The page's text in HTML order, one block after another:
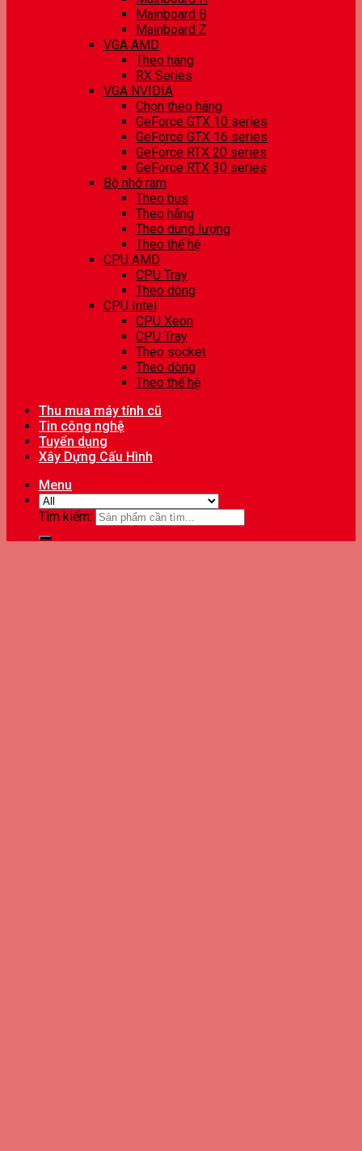
Mainboard B
Mainboard Z
VGA AMD
Theo hãng
RX Series
VGA NVIDIA
Chọn theo hãng
GeForce GTX 10 series
GeForce GTX 16 series
GeForce RTX 20 series
GeForce RTX 30 series
Bộ nhớ ram
Theo bus
Theo hãng
Theo dung lượng
Theo thế hệ
CPU AMD
CPU Tray
Theo dòng
CPU Intel
CPU Xeon
CPU Tray
Theo socket
Theo dòng
Theo thế hệ
Thu mua máy tính cũ
Tin công nghệ
Tuyển dụng
Xây Dựng Cấu Hình
Menu
Tìm kiếm: